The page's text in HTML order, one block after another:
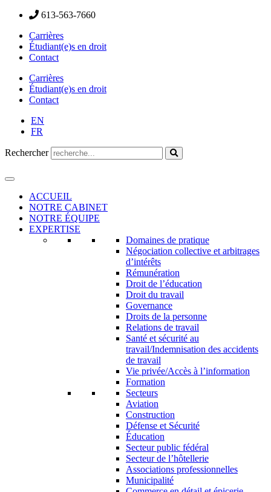
613-563-7660
Carrières
Étudiant(e)s en droit
Contact
Carrières
Étudiant(e)s en droit
Contact
EN
FR
Rechercher
ACCUEIL
NOTRE CABINET
NOTRE ÉQUIPE
EXPERTISE
Domaines de pratique
Négociation collective et arbitrages
d’intérêts
Rémunération
Droit de l’éducation
Droit du travail
Governance
Droits de la personne
Relations de travail
Santé et sécurité au
travail/Indemnisation des accidents
de travail
Vie privée/Accès à l’information
Formation
Secteurs
Aviation
Construction
Défense et Sécurité
Éducation
Secteur public fédéral
Secteur de l’hôtellerie
Associations professionnelles
Municipalité